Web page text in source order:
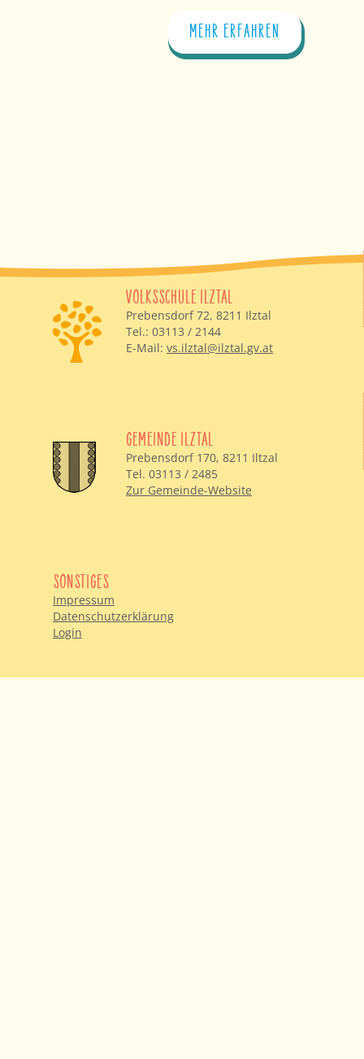
MEHR ERFAHREN
VOLKSSCHULE ILZTAL
Prebensdorf 72, 8211 Ilztal
Tel.: 03113 / 2144
E-Mail: vs.ilztal@ilztal.gv.at
GEMEINDE ILZTAL
Prebensdorf 170, 8211 Iltzal
Tel. 03113 / 2485
Zur Gemeinde-Website
SONSTIGES
Impressum
Datenschutzerklärung
Login